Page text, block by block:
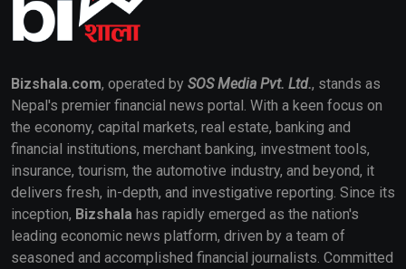
Bizshala.com, operated by SOS Media Pvt. Ltd., stands as
Nepal's premier financial news portal. With a keen focus on
the economy, capital markets, real estate, banking and
financial institutions, merchant banking, investment tools,
insurance, tourism, the automotive industry, and beyond, it
delivers fresh, in-depth, and investigative reporting. Since its
inception, Bizshala has rapidly emerged as the nation's
leading economic news platform, driven by a team of
seasoned and accomplished financial journalists. Committed